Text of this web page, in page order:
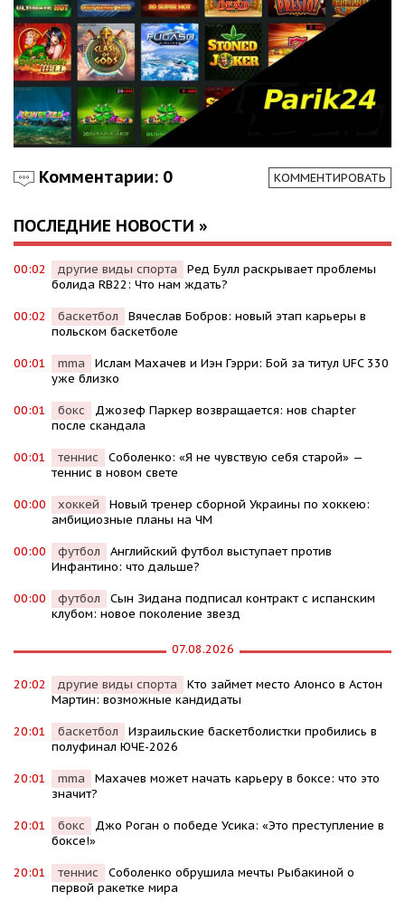
Комментарии: 0 КОММЕНТИРОВАТЬ
ПОСЛЕДНИЕ НОВОСТИ »
00:02 другие виды спорта
Ред Булл раскрывает проблемы
болида RB22: Что нам ждать?
00:02 баскетбол
Вячеслав Бобров: новый этап карьеры в
польском баскетболе
00:01 mma
Ислам Махачев и Иэн Гэрри: Бой за титул UFC 330
уже близко
00:01 бокс
Джозеф Паркер возвращается: нов chapter
после скандала
00:01 теннис
Соболенко: «Я не чувствую себя старой» —
теннис в новом свете
00:00 хоккей
Новый тренер сборной Украины по хоккею:
амбициозные планы на ЧМ
00:00 футбол
Английский футбол выступает против
Инфантино: что дальше?
00:00 футбол
Сын Зидана подписал контракт с испанским
клубом: новое поколение звезд
07.08.2026
20:02 другие виды спорта
Кто займет место Алонсо в Астон
Мартин: возможные кандидаты
20:01 баскетбол
Израильские баскетболистки пробились в
полуфинал ЮЧЕ-2026
20:01 mma
Махачев может начать карьеру в боксе: что это
значит?
20:01 бокс
Джо Роган о победе Усика: «Это преступление в
боксе!»
20:01 теннис
Соболенко обрушила мечты Рыбакиной о
первой ракетке мира